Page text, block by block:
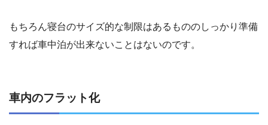
もちろん寝台のサイズ的な制限はあるもののしっかり準備
すれば車中泊が出来ないことはないのです。
車内のフラット化